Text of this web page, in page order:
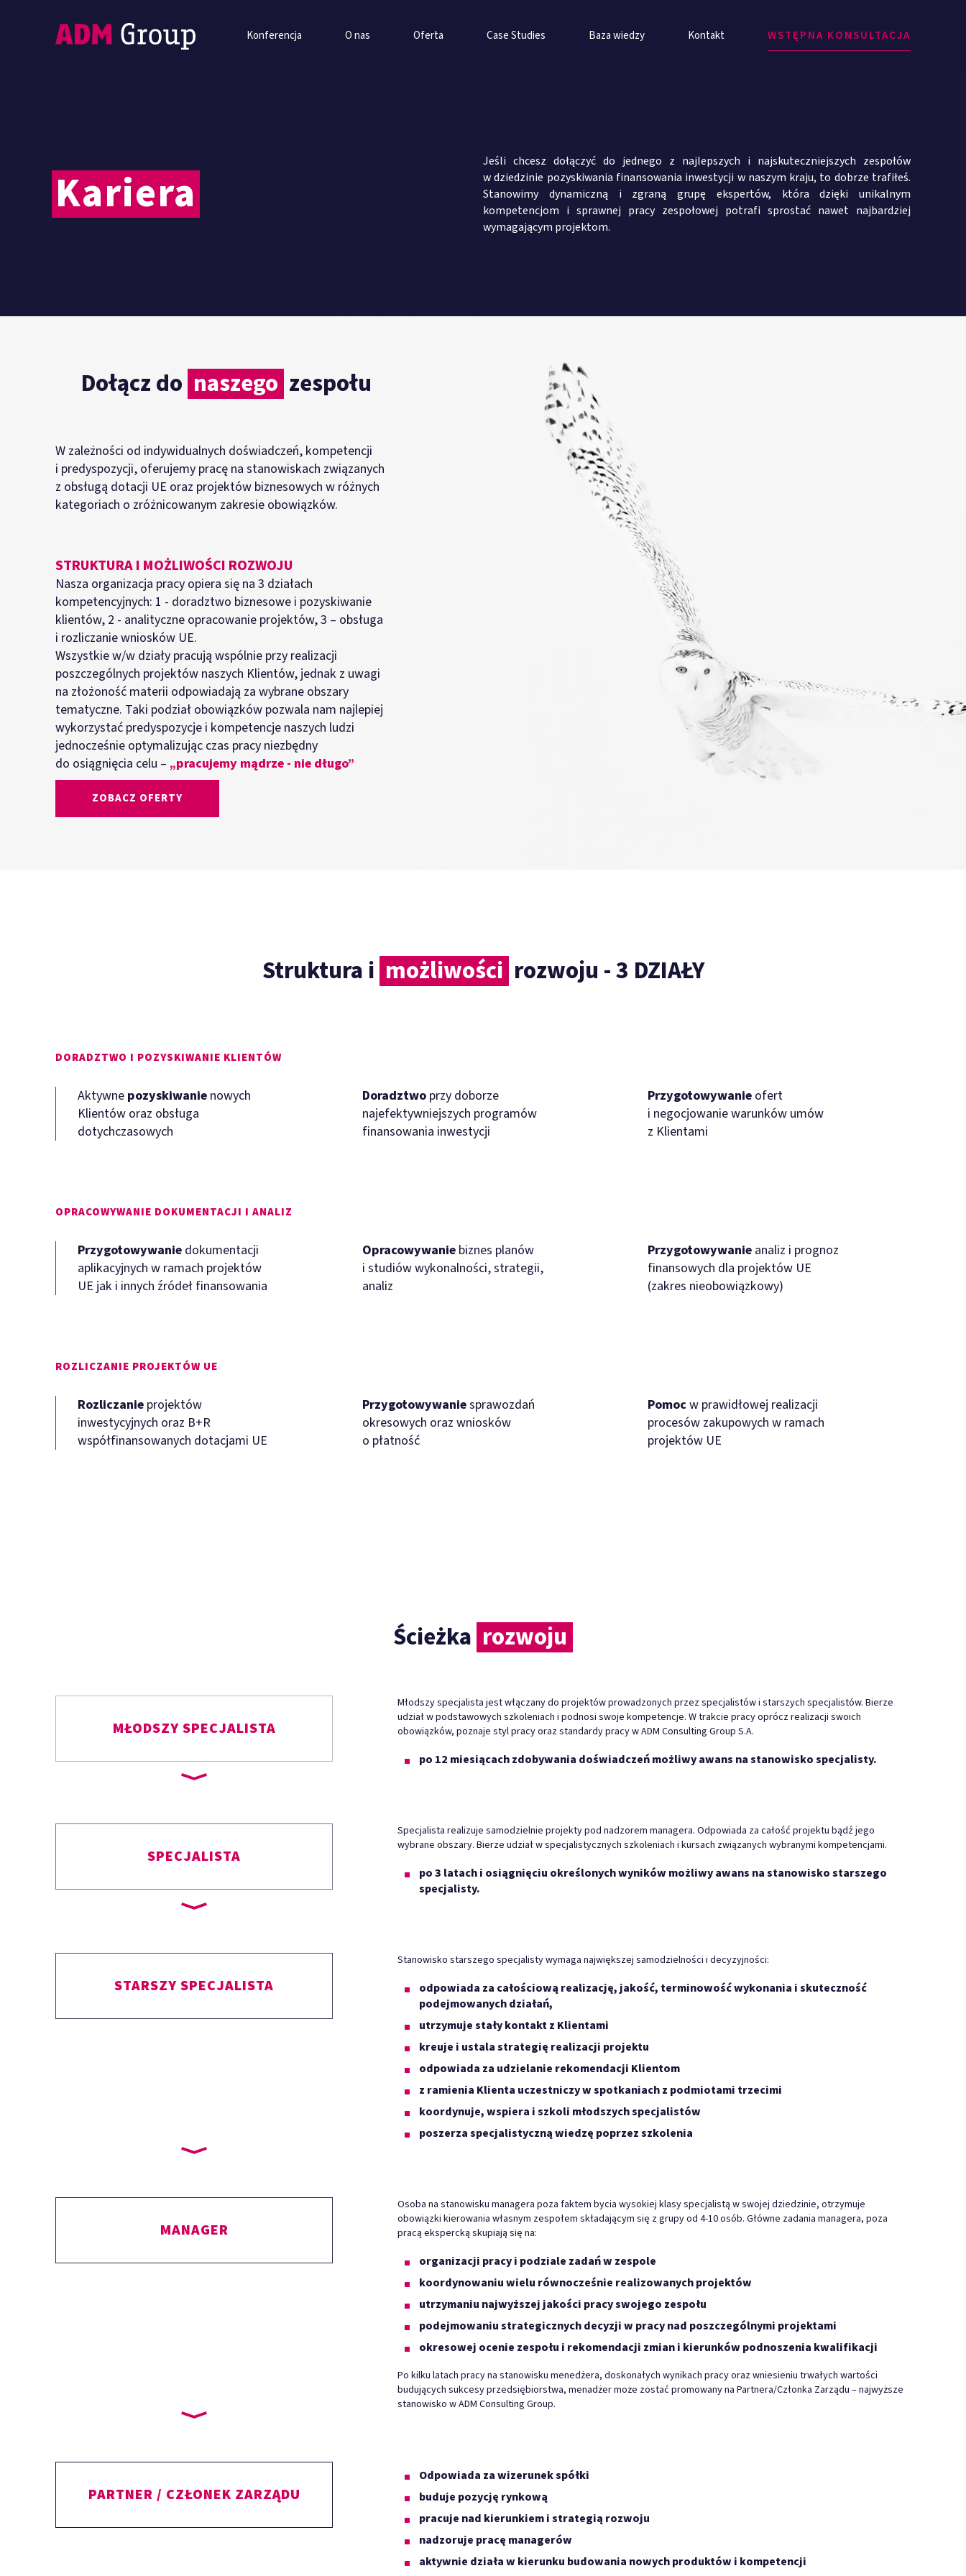
Konferencja O nas Oferta Case Studies Baza wiedzy Kontakt WSTĘPNA KONSULTACJA
Kariera
Jeśli chcesz dołączyć do jednego z najlepszych i najskuteczniejszych zespołów
w dziedzinie pozyskiwania finansowania inwestycji w naszym kraju, to dobrze trafiłeś.
Stanowimy dynamiczną i zgraną grupę ekspertów, która dzięki unikalnym
kompetencjom i sprawnej pracy zespołowej potrafi sprostać nawet najbardziej
wymagającym projektom.
Dołącz do naszego zespołu
W zależności od indywidualnych doświadczeń, kompetencji
i predyspozycji, oferujemy pracę na stanowiskach związanych
z obsługą dotacji UE oraz projektów biznesowych w różnych
kategoriach o zróżnicowanym zakresie obowiązków.
STRUKTURA I MOŻLIWOŚCI ROZWOJU
Nasza organizacja pracy opiera się na 3 działach
kompetencyjnych: 1 - doradztwo biznesowe i pozyskiwanie
klientów, 2 - analityczne opracowanie projektów, 3 – obsługa
i rozliczanie wniosków UE.
Wszystkie w/w działy pracują wspólnie przy realizacji
poszczególnych projektów naszych Klientów, jednak z uwagi
na złożoność materii odpowiadają za wybrane obszary
tematyczne. Taki podział obowiązków pozwala nam najlepiej
wykorzystać predyspozycje i kompetencje naszych ludzi
jednocześnie optymalizując czas pracy niezbędny
do osiągnięcia celu – „pracujemy mądrze - nie długo”
ZOBACZ OFERTY
Struktura i możliwości rozwoju - 3 DZIAŁY
DORADZTWO I POZYSKIWANIE KLIENTÓW
Aktywne pozyskiwanie nowych
Klientów oraz obsługa
dotychczasowych
Doradztwo przy doborze
najefektywniejszych programów
finansowania inwestycji
Przygotowywanieofert
i negocjowanie warunków umów
z Klientami
OPRACOWYWANIE DOKUMENTACJI I ANALIZ
Przygotowywanie dokumentacji
aplikacyjnych w ramach projektów
UE jak i innych źródeł finansowania
Opracowywanie biznes planów
i studiów wykonalności, strategii,
analiz
Przygotowywanieanaliz i prognoz
finansowych dla projektów UE
(zakres nieobowiązkowy)
ROZLICZANIE PROJEKTÓW UE
Rozliczanie projektów
inwestycyjnych oraz B+R
współfinansowanych dotacjami UE
Przygotowywaniesprawozdań
okresowych oraz wniosków
o płatność
Pomocw prawidłowej realizacji
procesów zakupowych w ramach
projektów UE
Ścieżka rozwoju
MŁODSZY SPECJALISTA
Młodszy specjalista jest włączany do projektów prowadzonych przez specjalistów i starszych specjalistów. Bierze
udział w podstawowych szkoleniach i podnosi swoje kompetencje. W trakcie pracy oprócz realizacji swoich
obowiązków, poznaje styl pracy oraz standardy pracy w ADM Consulting Group S.A.
po 12 miesiącach zdobywania doświadczeń możliwy awans na stanowisko specjalisty.
SPECJALISTA
Specjalista realizuje samodzielnie projekty pod nadzorem managera. Odpowiada za całość projektu bądź jego
wybrane obszary. Bierze udział w specjalistycznych szkoleniach i kursach związanych wybranymi kompetencjami.
po 3 latach i osiągnięciu określonych wyników możliwy awans na stanowisko starszego
specjalisty.
STARSZY SPECJALISTA
Stanowisko starszego specjalisty wymaga największej samodzielności i decyzyjności:
odpowiada za całościową realizację, jakość, terminowość wykonania i skuteczność
podejmowanych działań,
utrzymuje stały kontakt z Klientami
kreuje i ustala strategię realizacji projektu
odpowiada za udzielanie rekomendacji Klientom
z ramienia Klienta uczestniczy w spotkaniach z podmiotami trzecimi
koordynuje, wspiera i szkoli młodszych specjalistów
poszerza specjalistyczną wiedzę poprzez szkolenia
MANAGER
Osoba na stanowisku managera poza faktem bycia wysokiej klasy specjalistą w swojej dziedzinie, otrzymuje
obowiązki kierowania własnym zespołem składającym się z grupy od 4-10 osób. Główne zadania managera, poza
pracą ekspercką skupiają się na:
organizacji pracy i podziale zadań w zespole
koordynowaniu wielu równocześnie realizowanych projektów
utrzymaniu najwyższej jakości pracy swojego zespołu
podejmowaniu strategicznych decyzji w pracy nad poszczególnymi projektami
okresowej ocenie zespołu i rekomendacji zmian i kierunków podnoszenia kwalifikacji
Po kilku latach pracy na stanowisku menedżera, doskonałych wynikach pracy oraz wniesieniu trwałych wartości
budujących sukcesy przedsiębiorstwa, menadżer może zostać promowany na Partnera/Członka Zarządu – najwyższe
stanowisko w ADM Consulting Group.
PARTNER / CZŁONEK ZARZĄDU
Odpowiada za wizerunek spółki
buduje pozycję rynkową
pracuje nad kierunkiem i strategią rozwoju
nadzoruje pracę managerów
aktywnie działa w kierunku budowania nowych produktów i kompetencji